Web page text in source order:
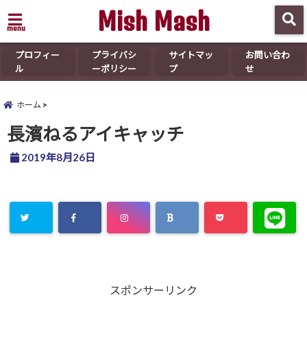
menu Mish Mash
プロフィー
ル
プライバシ
ーポリシー
サイトマッ
プ
お問い合わ
せ
ホーム
長濱ねるアイキャッチ
2019年8月26日
スポンサーリンク